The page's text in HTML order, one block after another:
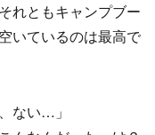
れともキャンプブー
いているのは最高で
ない…」